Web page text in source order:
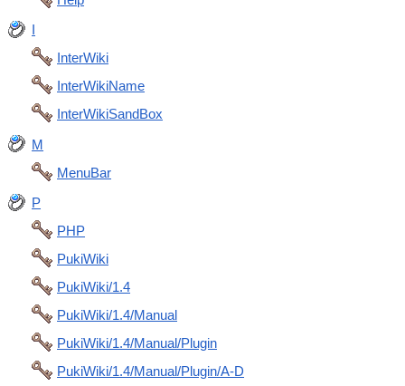
I
InterWiki
InterWikiName
InterWikiSandBox
M
MenuBar
P
PHP
PukiWiki
PukiWiki/1.4
PukiWiki/1.4/Manual
PukiWiki/1.4/Manual/Plugin
PukiWiki/1.4/Manual/Plugin/A-D